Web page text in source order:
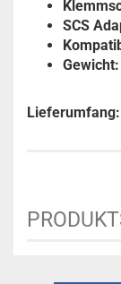
SCS
Gewicht:
Lieferumfang: